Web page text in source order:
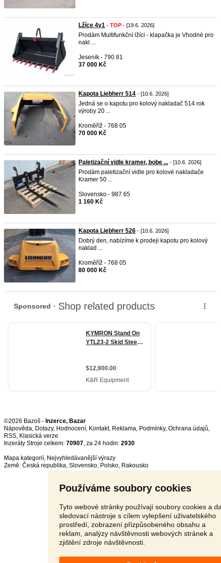
Používáme soubory cookies
Tyto webové stránky používají soubory cookies a
sledovací nástroje s cílem vylepšení uživatelského
prostředí, zobrazení přizpůsobeného obsahu a
reklam, analýzy návštěvnosti webových stránek a
zjištění zdroje návštěvnosti.
Lžíce 4v1 - TOP - [19.6. 2026]
Prodám Multifunkční lžíci - klapačka je Vhodné pro
nakl ...
Jeseník - 790 81
37 000 Kč
Kapota Liebherr 514 - [10.6. 2026]
Jedná se o kapotu pro kolový nakladač 514 rok
výroby 20 ...
Kroměříž - 768 05
70 000 Kč
Paletizační vidle kramer, bobe ... - [10.6. 2026]
Prodám paletizační vidle pro kolové nakladače
Kramer 50 ...
Slovensko - 987 65
1 160 Kč
Kapota Liebherr 526 - [10.6. 2026]
Dobrý den, nabízíme k prodeji kapotu pro kolový
naklad ...
Kroměříž - 768 05
80 000 Kč
©2026 Bazoš - Inzerce, Bazar
Nápověda, Dotazy, Hodnocení, Kontakt, Reklama, Podmínky, Ochrana údajů,
RSS,
Inzeráty Stroje celkem: 70907, za 24 hodin: 2930
Mapa kategorií, Nejvyhledávanější výrazy
Země: Česká republika, Slovensko, Polsko, Rakousko